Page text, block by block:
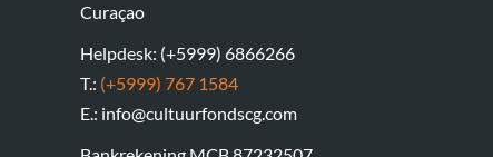
Curaçao
Helpdesk: (+5999) 6866266
T.: (+5999) 767 1584
E.: info@cultuurfondscg.com